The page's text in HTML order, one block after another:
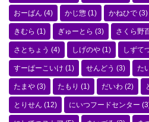
おーばん (4) かじ惣 (1) かねひで (3)
きむら (1) ぎゅーとら (3) さくら野
さとちょう (4) しげのや (1) しずて
すーぱーこいけ (1) せんどう (3) た
たまや (3) たもり (1) だいわ (2)
とりせん (12) にいつフードセンター